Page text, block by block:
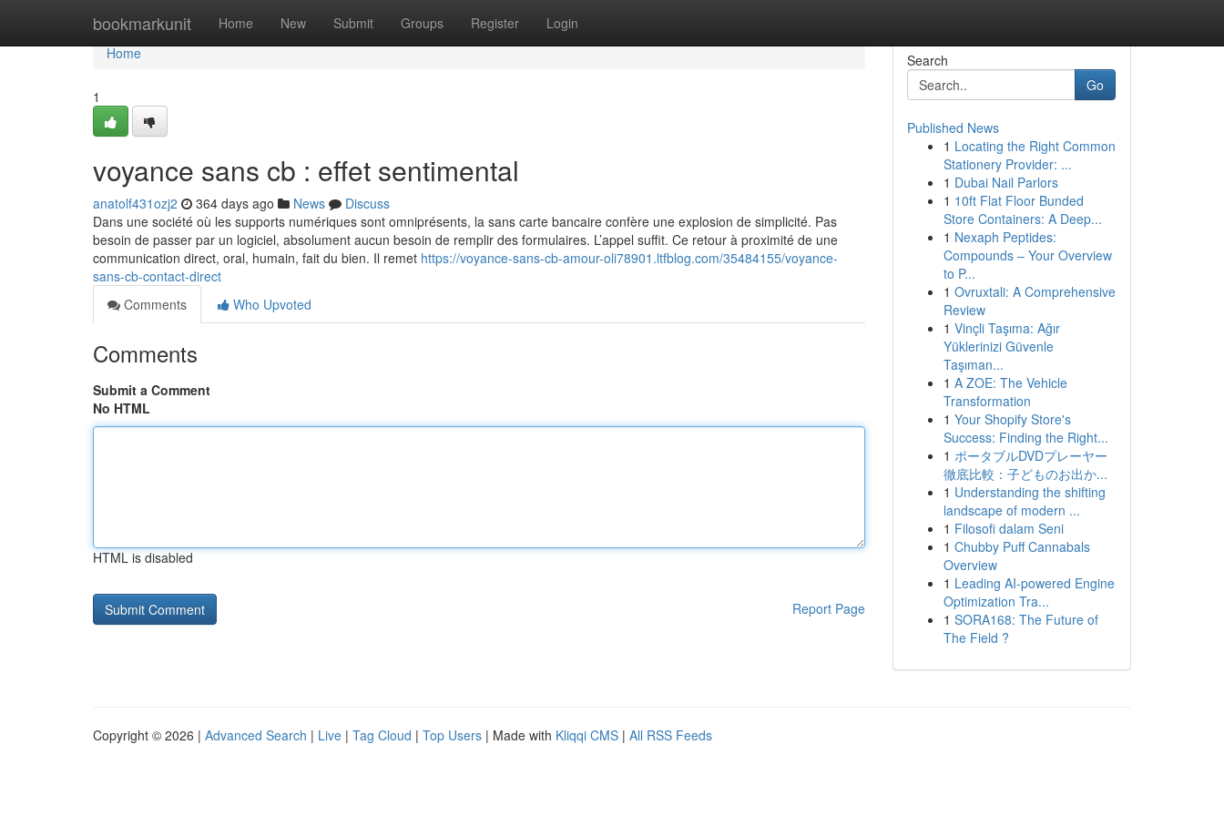
bookmarkunit Home New Submit Groups Register Login
Home
Home
1
voyance sans cb : effet sentimental
anatolf431ozj2 364 days ago News
Discuss
Dans une société où les supports numériques sont omniprésents, la sans carte bancaire confère une explosion de simplicité. Pas
besoin de passer par un logiciel, absolument aucun besoin de remplir des formulaires. L’appel suffit. Ce retour à proximité de une
communication direct, oral, humain, fait du bien. Il remet https://voyance-sans-cb-amour-oli78901.ltfblog.com/35484155/voyance-
sans-cb-contact-direct
Comments
Who Upvoted
Comments
Submit a Comment
No HTML
HTML is disabled
Report Page
Search
Go
Published News
1 Locating the Right Common
Stationery Provider: ...
1 Dubai Nail Parlors
1 10ft Flat Floor Bunded
Store Containers: A Deep...
1 Nexaph Peptides:
Compounds – Your Overview
to P...
1 Ovruxtali: A Comprehensive
Review
1 Vinçli Taşıma: Ağır
Yüklerinizi Güvenle
Taşıman...
1 A ZOE: The Vehicle
Transformation
1 Your Shopify Store's
Success: Finding the Right...
1 ポータブルDVDプレーヤー
徹底比較：子どものお出か...
1 Understanding the shifting
landscape of modern ...
1 Filosofi dalam Seni
1 Chubby Puff Cannabals
Overview
1 Leading AI-powered Engine
Optimization Tra...
1 SORA168: The Future of
The Field ?
Copyright © 2026 | Advanced Search | Live | Tag Cloud | Top Users | Made with Kliqqi CMS | All RSS Feeds